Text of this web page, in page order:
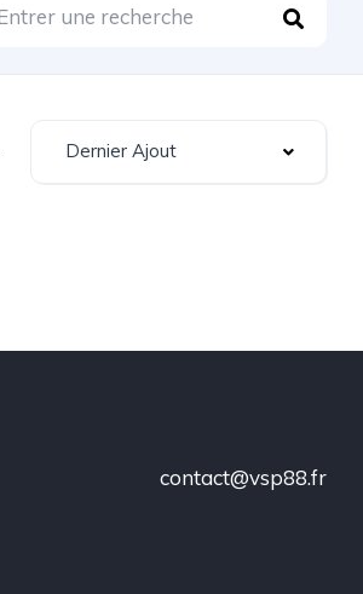
Dernier Ajout
contact@vsp88.fr